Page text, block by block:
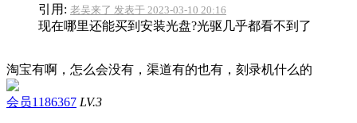
引用: 老吴来了 发表于 2023-03-10 20:16
现在哪里还能买到安装光盘?光驱几乎都看不到了
淘宝有啊，怎么会没有，渠道有的也有，刻录机什么的
会员1186367 LV.3